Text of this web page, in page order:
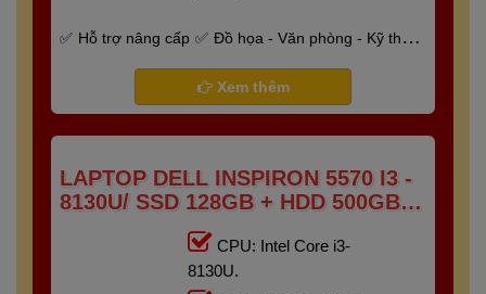
Hỗ trợ nâng cấp
Đồ họa - Văn phòng - Kỹ thuật
Bảo hành 6 tháng
Xem thêm
LAPTOP DELL INSPIRON 5570 I3 -
8130U/ SSD 128GB + HDD 500GB/
RAM 8GB/ 15.6" FHD TOUCH
CPU: Intel Core i3-
8130U.